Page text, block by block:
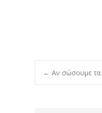
Post
← Αν σώσουμε τα